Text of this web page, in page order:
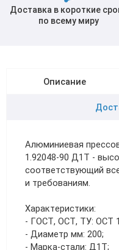
Доставка в короткие
по всему миру
Описание
Алюминиевая
1.92048-90 Д1Т -
соответствующий
и требованиям.
Характеристики:
- ГОСТ, ОСТ, ТУ: ОСТ
- Диаметр мм: 200;
- Марка-стали: Д1Т;